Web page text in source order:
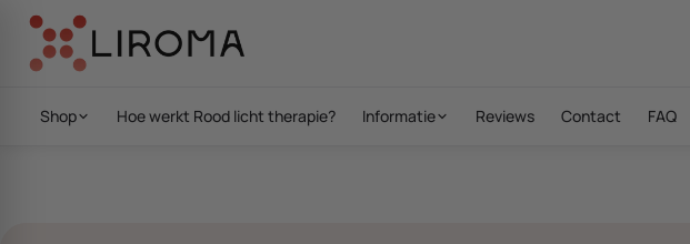
Ga direct naar de inhoud
Shop Hoe werkt Rood licht therapie? Informatie Reviews Contact FAQ